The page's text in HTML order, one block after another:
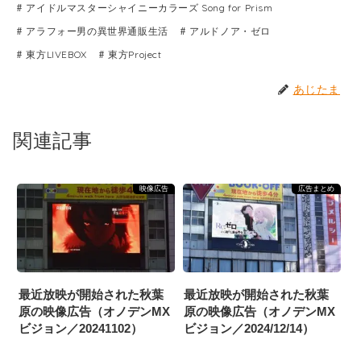
アイドルマスターシャイニーカラーズ Song for Prism
アラフォー男の異世界通販生活
アルドノア・ゼロ
東方LIVEBOX
東方Project
あじたま
関連記事
映像広告
最近放映が開始された秋葉
原の映像広告（オノデンMX
ビジョン／20241102）
広告まとめ
最近放映が開始された秋葉
原の映像広告（オノデンMX
ビジョン／2024/12/14）